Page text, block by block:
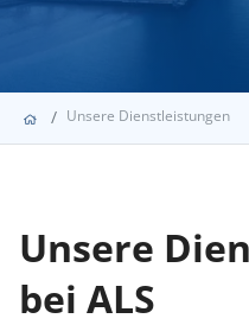
Unsere Dienstleistungen
Unsere
bei ALS